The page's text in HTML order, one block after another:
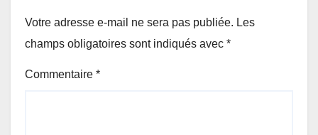
Votre adresse e-mail ne sera pas publiée. Les
champs obligatoires sont indiqués avec *
Commentaire *